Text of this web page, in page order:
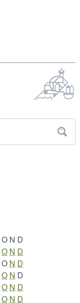
O N D
O N D
O N D
O N D
O N D
O N D